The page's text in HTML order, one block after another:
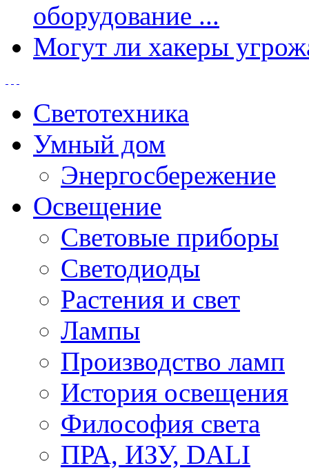
оборудование ...
Могут ли хакеры
Светотехника
Умный дом
Энергосбережение
Освещение
Световые приборы
Светодиоды
Растения и свет
Лампы
Производство ламп
История освещения
Философия света
ПРА, ИЗУ, DALI